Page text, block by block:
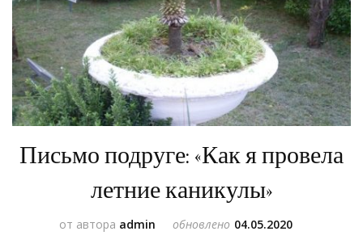
Письмо подруге: «Как я провела
летние каникулы»
от автора admin обновлено 04.05.2020